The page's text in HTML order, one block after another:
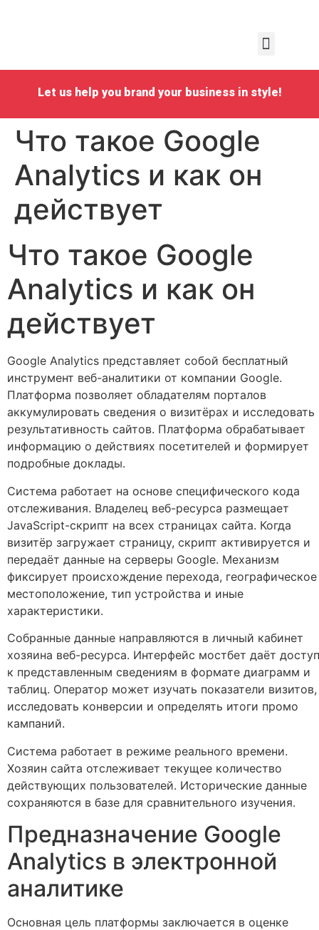
Let us help you brand your business in style!
Что такое Google
Analytics и как он
действует
Что такое Google
Analytics и как он
действует
Google Analytics представляет собой бесплатный
инструмент веб-аналитики от компании Google.
Платформа позволяет обладателям порталов
аккумулировать сведения о визитёрах и исследовать
результативность сайтов. Платформа обрабатывает
информацию о действиях посетителей и формирует
подробные доклады.
Система работает на основе специфического кода
отслеживания. Владелец веб-ресурса размещает
JavaScript-скрипт на всех страницах сайта. Когда
визитёр загружает страницу, скрипт активируется и
передаёт данные на серверы Google. Механизм
фиксирует происхождение перехода, географическое
местоположение, тип устройства и иные
характеристики.
Собранные данные направляются в личный кабинет
хозяина веб-ресурса. Интерфейс мостбет даёт доступ
к представленным сведениям в формате диаграмм и
таблиц. Оператор может изучать показатели визитов,
исследовать конверсии и определять итоги промо
кампаний.
Система работает в режиме реального времени.
Хозяин сайта отслеживает текущее количество
действующих пользователей. Исторические данные
сохраняются в базе для сравнительного изучения.
Предназначение Google
Analytics в электронной
аналитике
Основная цель платформы заключается в оценке